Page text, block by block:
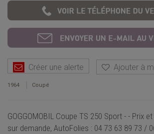
Créer une alerte Ajouter à
1964 Coupé
GOGGOMOBIL Coupe TS 250 Sport - - Prix
sur demande, AutoFolies : 04 73 63 89 73 /